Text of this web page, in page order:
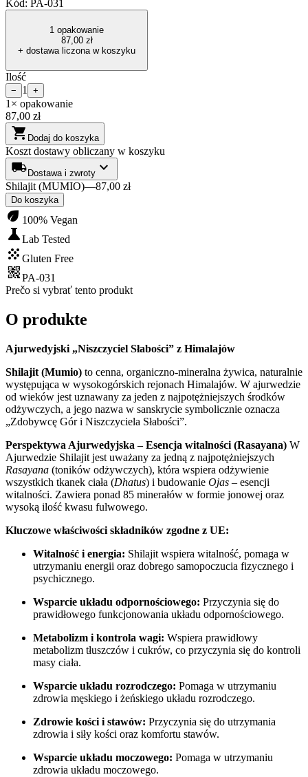
Kód: PA-031
1 opakowanie
87,00 zł
+ dostawa liczona w koszyku
Ilość
− 1 +
1× opakowanie
87,00 zł
shopping_cart Dodaj do koszyka
Koszt dostawy obliczany w koszyku
local_shipping Dostawa i zwroty expand_more
Shilajit (MUMIO)—87,00 zł
Do koszyka
eco 100% Vegan
scienceLab Tested
grain Gluten Free
qr_code_2PA-031
Prečo si vybrať tento produkt
O produkte
Ajurwedyjski „Niszczyciel Słabości” z Himalajów
Shilajit (Mumio) to cenna, organiczno-mineralna żywica, naturalnie
występująca w wysokogórskich rejonach Himalajów. W ajurwedzie
od wieków jest uznawany za jeden z najpotężniejszych środków
odżywczych, a jego nazwa w sanskrycie symbolicznie oznacza
„Zdobywcę Gór i Niszczyciela Słabości”.
Perspektywa Ajurwedyjska – Esencja witalności (Rasayana) W
Ajurwedzie Shilajit jest uważany za jedną z najpotężniejszych
Rasayana (toników odżywczych), która wspiera odżywienie
wszystkich tkanek ciała (Dhatus) i budowanie Ojas – esencji
witalności. Zawiera ponad 85 minerałów w formie jonowej oraz
wysoką ilość kwasu fulwowego.
Kluczowe właściwości składników zgodne z UE:
Witalność i energia: Shilajit wspiera witalność, pomaga w
utrzymaniu energii oraz dobrego samopoczucia fizycznego i
psychicznego.
Wsparcie układu odpornościowego: Przyczynia się do
prawidłowego funkcjonowania układu odpornościowego.
Metabolizm i kontrola wagi: Wspiera prawidłowy
metabolizm tłuszczów i cukrów, co przyczynia się do kontroli
masy ciała.
Wsparcie układu rozrodczego: Pomaga w utrzymaniu
zdrowia męskiego i żeńskiego układu rozrodczego.
Zdrowie kości i stawów: Przyczynia się do utrzymania
zdrowia i siły kości oraz komfortu stawów.
Wsparcie układu moczowego: Pomaga w utrzymaniu
zdrowia układu moczowego.